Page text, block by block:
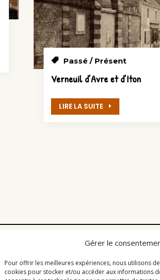
Gérer le
Pour offrir les meilleures expériences, nous utilisons
cookies pour stocker et/ou accéder aux informations
Passé / Présent
Verneuil d’Avre et d’Iton
LIRE LA SUITE